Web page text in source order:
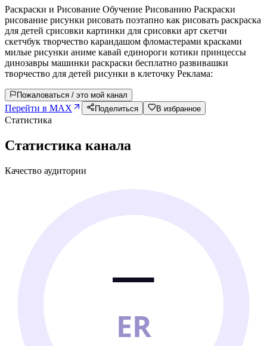
Раскраски и Рисование Обучение Рисованию Раскраски
рисование рисунки рисовать поэтапно как рисовать раскраска
для детей срисовки картинки для срисовки арт скетчи
скетчбук творчество карандашом фломастерами красками
милые рисунки аниме кавай единороги котики принцессы
динозавры машинки раскраски бесплатно развивашки
творчество для детей рисунки в клеточку Реклама:
Пожаловаться / это мой канал
Перейти в MAX Поделиться В избранное
Статистика
Статистика канала
Качество аудитории
—
ER